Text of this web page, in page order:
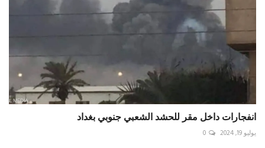
انفجارات داخل مقر للحشد الشعبي جنوبي بغداد
يوليو 19, 2024 0